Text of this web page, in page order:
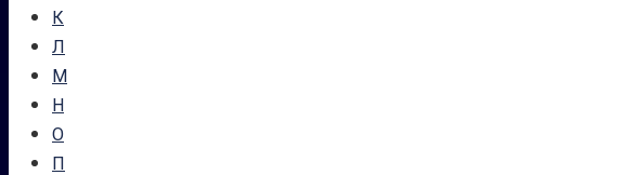
К
Л
М
Н
О
П